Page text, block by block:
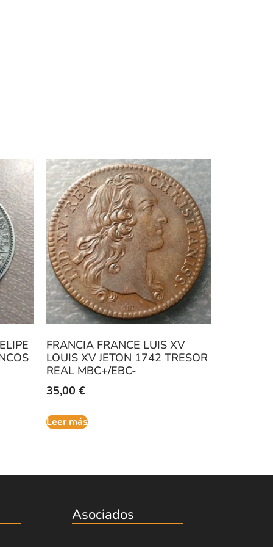
FRANCIA FRANCE LUIS XV
LOUIS XV JETON 1742 TRESOR
REAL MBC+/EBC-
35,00 €
Leer más
Asociados